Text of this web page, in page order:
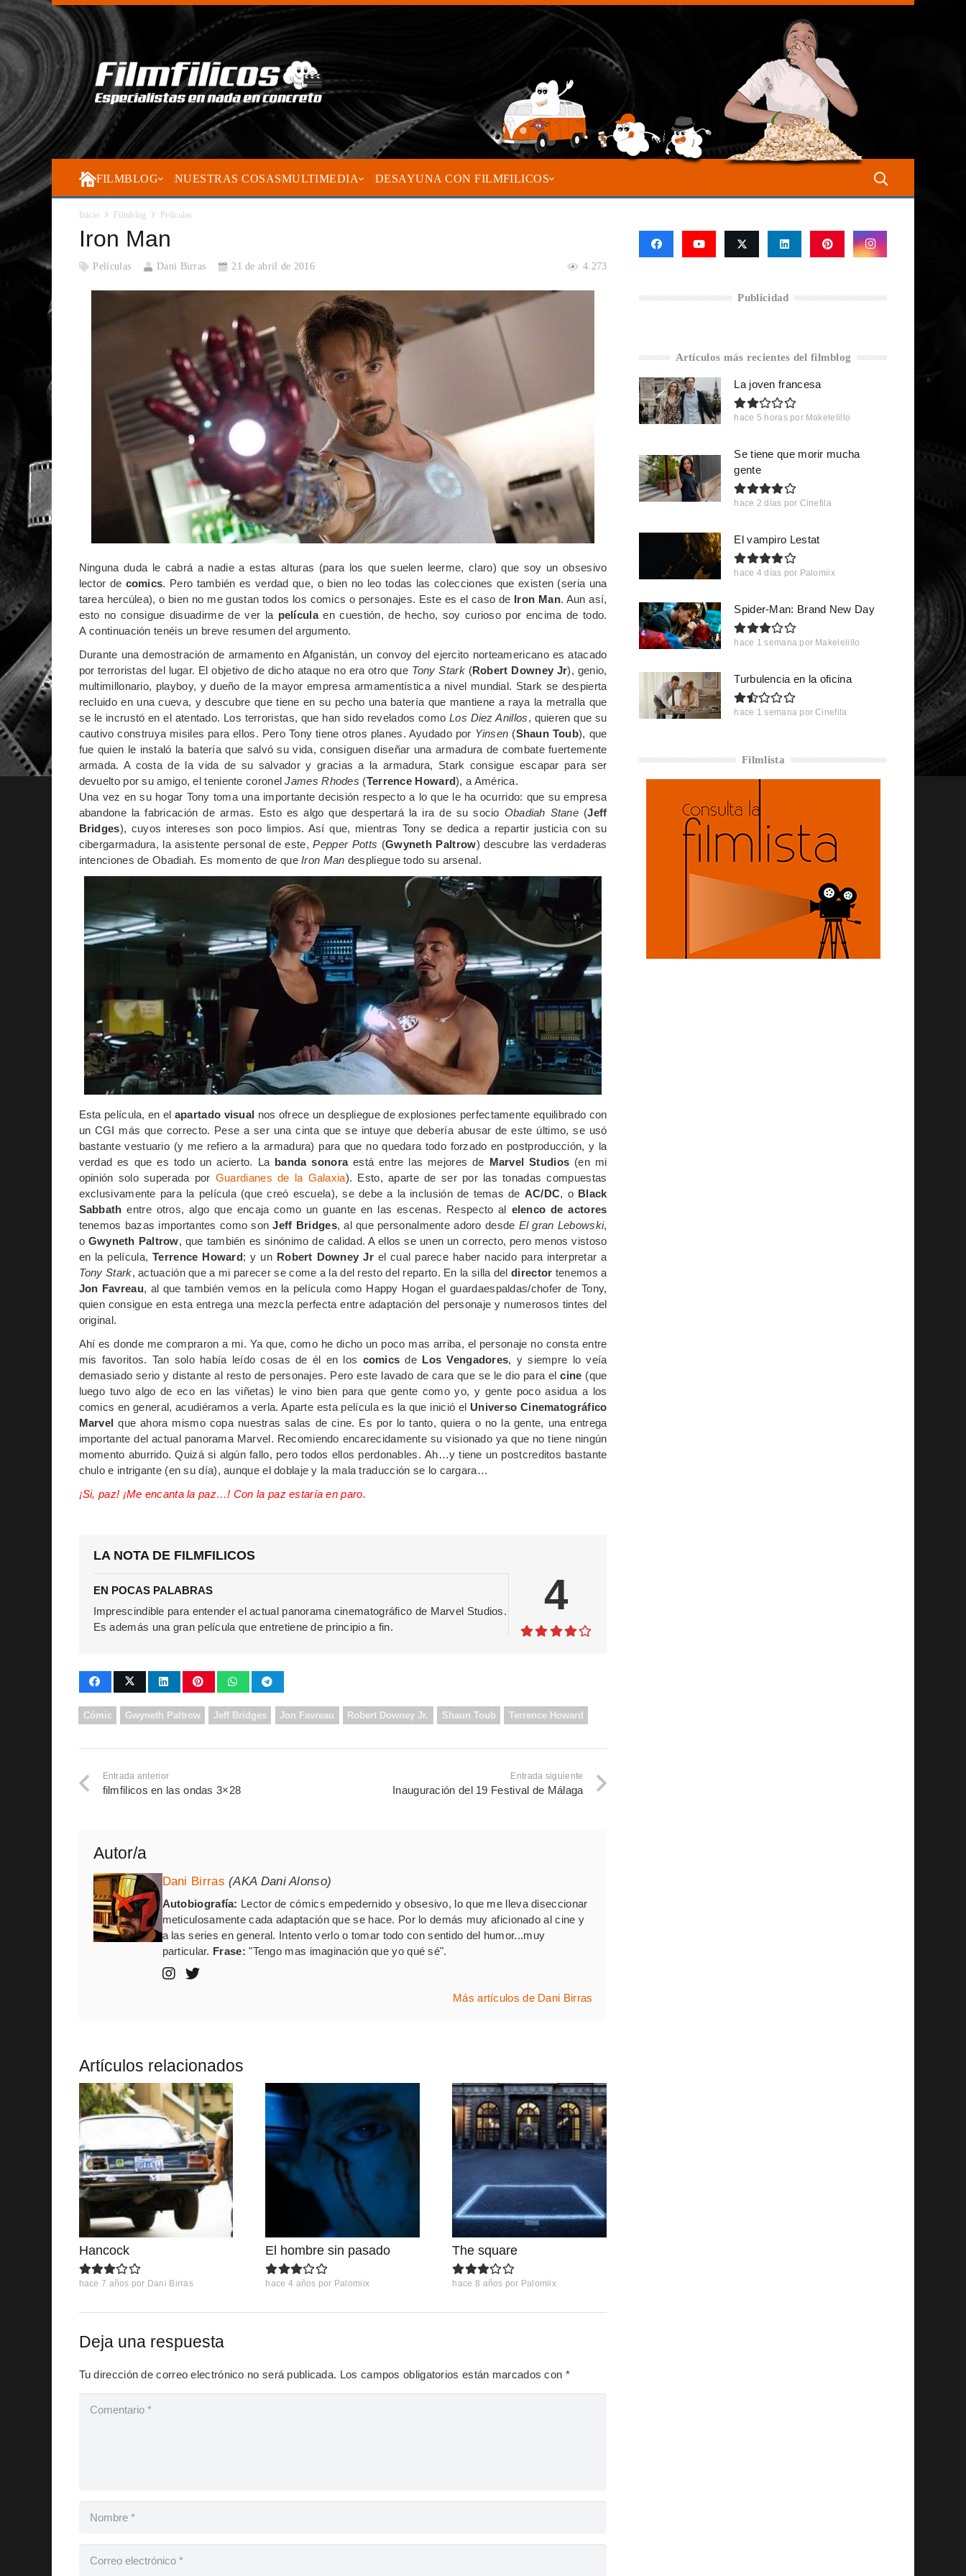
FILMBLOG NUESTRAS COSASMULTIMEDIA DESAYUNA CON FILMFILICOS
Inicio Filmblog Películas
Iron Man
Películas Dani Birras 21 de abril de 2016 4.273
Ninguna duda le cabrá a nadie a estas alturas (para los que suelen leerme, claro) que soy un obsesivo
lector de comics. Pero también es verdad que, o bien no leo todas las colecciones que existen (seria una
tarea hercúlea), o bien no me gustan todos los comics o personajes. Este es el caso de Iron Man. Aun así,
esto no consigue disuadirme de ver la películaen cuestión, de hecho, soy curioso por encima de todo.
A continuación tenéis un breve resumen del argumento.
Durante una demostración de armamento en Afganistán, un convoy del ejercito norteamericano es atacado
por terroristas del lugar. El objetivo de dicho ataque no era otro que Tony Stark(Robert Downey Jr), genio,
multimillonario, playboy, y dueño de la mayor empresa armamentística a nivel mundial. Stark se despierta
recluido en una cueva, y descubre que tiene en su pecho una batería que mantiene a raya la metralla que
se le incrustó en el atentado. Los terroristas, que han sido revelados comoLos Diez Anillos, quieren que su
cautivo construya misiles para ellos. Pero Tony tiene otros planes. Ayudado por Yinsen (Shaun Toub), que
fue quien le instaló la batería que salvó su vida, consiguen diseñar una armadura de combate fuertemente
armada. A costa de la vida de su salvador y gracias a la armadura, Stark consigue escapar para ser
devuelto por su amigo, el teniente coronelJames Rhodes (Terrence Howard), a América.
Una vez en su hogar Tony toma una importante decisión respecto a lo que le ha ocurrido: que su empresa
abandone la fabricación de armas. Esto es algo que despertará la ira de su socio Obadiah Stane (Jeff
Bridges), cuyos intereses son poco limpios. Así que, mientras Tony se dedica a repartir justicia con su
cibergarmadura, la asistente personal de este,Pepper Potts (Gwyneth Paltrow) descubre las verdaderas
intenciones de Obadiah. Es momento de queIron Man despliegue todo su arsenal.
Esta película, en el apartado visual nos ofrece un despliegue de explosiones perfectamente equilibrado con
un CGI más que correcto. Pese a ser una cinta que se intuye que debería abusar de este último, se usó
bastante vestuario (y me refiero a la armadura) para que no quedara todo forzado en postproducción, y la
verdad es que es todo un acierto. La banda sonoraestá entre las mejores de Marvel Studios (en mi
opinión solo superada por Guardianes de la Galaxia). Esto, aparte de ser por las tonadas compuestas
exclusivamente para la película (que creó escuela), se debe a la inclusión de temas de AC/DC, o Black
Sabbath entre otros, algo que encaja como un guante en las escenas. Respecto al elenco de actores
tenemos bazas importantes como sonJeff Bridges, al que personalmente adoro desde El gran Lebowski,
o Gwyneth Paltrow, que también es sinónimo de calidad. A ellos se unen un correcto, pero menos vistoso
en la película,Terrence Howard; y un Robert Downey Jrel cual parece haber nacido para interpretar a
Tony Stark, actuación que a mi parecer se come a la del resto del reparto. En la silla deldirector tenemos a
Jon Favreau, al que también vemos en la película como Happy Hogan el guardaespaldas/chofer de Tony,
quien consigue en esta entrega una mezcla perfecta entre adaptación del personaje y numerosos tintes del
original.
Ahí es donde me compraron a mi. Ya que, como he dicho un poco mas arriba, el personaje no consta entre
mis favoritos. Tan solo había leído cosas de él en los comics de Los Vengadores, y siempre lo veía
demasiado serio y distante al resto de personajes. Pero este lavado de cara que se le dio para elcine (que
luego tuvo algo de eco en las viñetas) le vino bien para que gente como yo, y gente poco asidua a los
comics en general, acudiéramos a verla. Aparte esta película es la que inició el Universo Cinematográfico
Marvel que ahora mismo copa nuestras salas de cine. Es por lo tanto, quiera o no la gente, una entrega
importante del actual panorama Marvel. Recomiendo encarecidamente su visionado ya que no tiene ningún
momento aburrido. Quizá si algún fallo, pero todos ellos perdonables. Ah…y tiene un postcreditos bastante
chulo e intrigante (en su día), aunque el doblaje y la mala traducción se lo cargara…
¡Si, paz! ¡Me encanta la paz…! Con la paz estaría en paro.
LA NOTA DE FILMFILICOS
EN POCAS PALABRAS
Imprescindible para entender el actual panorama cinematográfico de Marvel Studios.
Es además una gran película que entretiene de principio a fin.
4
Cómic Gwyneth Paltrow Jeff Bridges Jon Favreau Robert Downey Jr. Shaun Toub Terrence Howard
Entrada anterior
filmfilicos en las ondas 3×28
Entrada siguiente
Inauguración del 19 Festival de Málaga
Autor/a
Dani Birras (AKA Dani Alonso)
Autobiografía: Lector de cómics empedernido y obsesivo, lo que me lleva diseccionar
meticulosamente cada adaptación que se hace. Por lo demás muy aficionado al cine y
a las series en general. Intento verlo o tomar todo con sentido del humor...muy
particular. Frase: "Tengo mas imaginación que yo qué sé".
Más artículos de Dani Birras
Artículos relacionados
Hancock
hace 7 años por Dani Birras
El hombre sin pasado
hace 4 años por Palomiix
The square
hace 8 años por Palomiix
Deja una respuesta
Tu dirección de correo electrónico no será publicada. Los campos obligatorios están marcados con *
Publicidad
Artículos más recientes del filmblog
La joven francesa
hace 5 horas por Makelelillo
Se tiene que morir mucha
gente
hace 2 días por Cinefila
El vampiro Lestat
hace 4 días por Palomiix
Spider-Man: Brand New Day
hace 1 semana por Makelelillo
Turbulencia en la oficina
hace 1 semana por Cinefila
Filmlista